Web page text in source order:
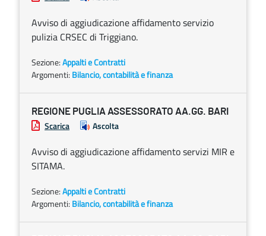
Avviso di aggiudicazione affidamento servizio
pulizia CRSEC di Triggiano.
Sezione:Appalti e Contratti
Argomenti: Bilancio, contabilità e finanza
REGIONE PUGLIA ASSESSORATO AA.GG. BARI
Scarica Ascolta
Avviso di aggiudicazione affidamento servizi MIR e
SITAMA.
Sezione:Appalti e Contratti
Argomenti: Bilancio, contabilità e finanza